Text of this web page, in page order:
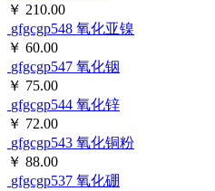
￥ 210.00
gfgcgp548 氧化亚镍
￥ 60.00
gfgcgp547 氧化铟
￥ 75.00
gfgcgp544 氧化锌
￥ 72.00
gfgcgp543 氧化铜粉
￥ 88.00
gfgcgp537 氧化硼